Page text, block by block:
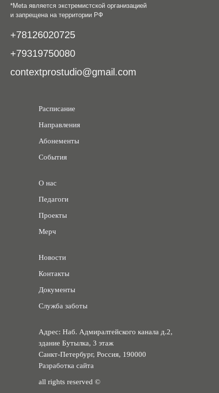
Расписание
Направления
Абонементы
События
О нас
Педагоги
Проекты
Мерч
Новости
Контакты
Документы
Служба заботы
Адрес: Наб. Адмиралтейского канала д.2,
здание Бутылка, 3 этаж
Санкт-Петербург, Россия, 190000
Разработка сайта
all rights reserved ©